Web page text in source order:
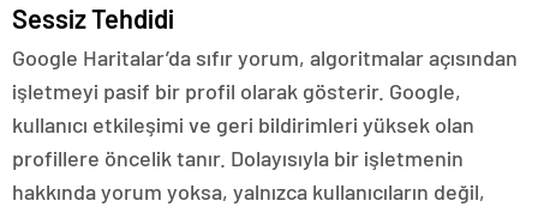
Sessiz Tehdidi
Google Haritalar’da sıfır yorum, algoritmalar açısından
işletmeyi pasif bir profil olarak gösterir. Google,
kullanıcı etkileşimi ve geri bildirimleri yüksek olan
profillere öncelik tanır. Dolayısıyla bir işletmenin
hakkında yorum yoksa, yalnızca kullanıcıların değil,